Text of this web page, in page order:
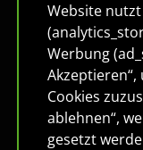
Website
Werbung
Cookies
ablehnen“,
gesetzt